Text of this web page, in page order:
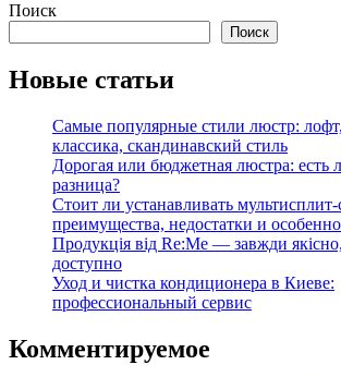
Поиск
Поиск
Новые статьи
Самые популярные стили люстр:
классика, скандинавский стиль
Дорогая или бюджетная люстра: есть
разница?
Стоит ли устанавливать мультисплит-
преимущества, недостатки и
Продукція від Re:Me — завжди
доступно
Уход и чистка кондиционера в Киеве:
профессиональный сервис
Комментируемое